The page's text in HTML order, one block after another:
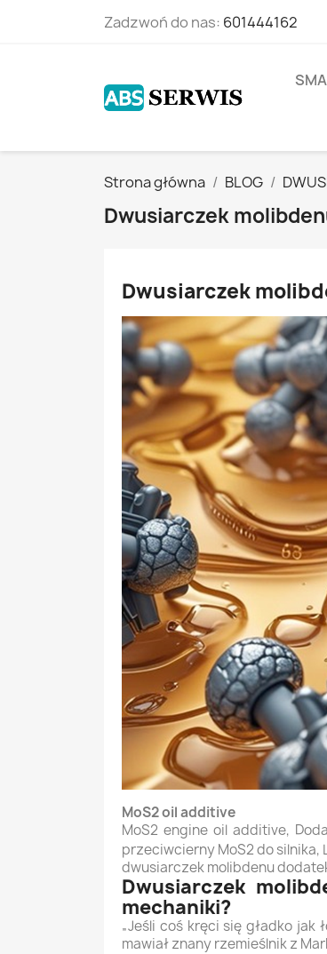
Zadzwoń do nas: 601444162
Strona główna BLOG
Dwusiarczek
Dwusiarczek
MoS2 oil additive
MoS2 engine oil additive,
przeciwcierny MoS2 do silnika,
dwusiarczek molibdenu
Dwusiarczek
mechaniki?
„Jeśli coś kręci się gładko
mawiał znany rzemieślnik z